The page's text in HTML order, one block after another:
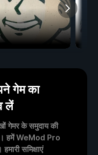
गेम का
लें
गेमर के समुदाय की
हमें WeMod Pro
समिक्षाएं